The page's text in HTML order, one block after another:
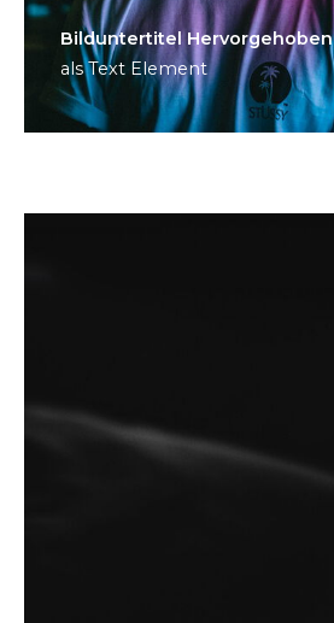
Bild­unter­titel Hervorgehoben
als Text Element